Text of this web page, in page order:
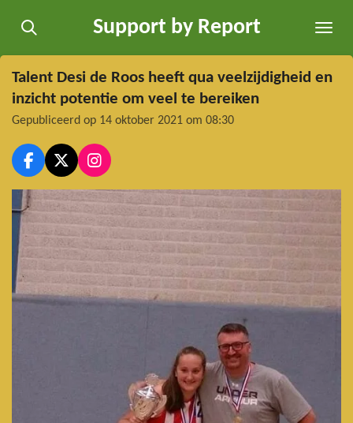
direct
naar
de
hoofdinhoud
Support by Report
Talent Desi de Roos heeft qua veelzijdigheid en
inzicht potentie om veel te bereiken
Gepubliceerd op 14 oktober 2021 om 08:30
F
c
e
b
o
X
I
a
a
m